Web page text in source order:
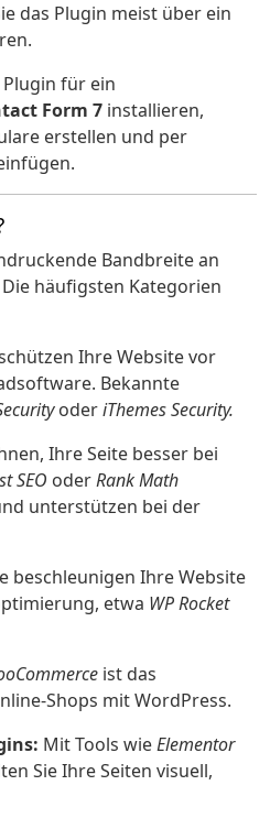
das Plugin meist über ein
Plugin für ein
Form 7 installieren,
erstellen und per
Bandbreite an
häufigsten Kategorien
Ihre Website vor
Bekannte
oderiThemes Security.
Ihre Seite besser bei
SEO oderRank Math
unterstützen bei der
beschleunigen Ihre Website
etwa WP Rocket
ist das
Shops mit WordPress.
Mit Tools wieElementor
Sie Ihre Seiten visuell,